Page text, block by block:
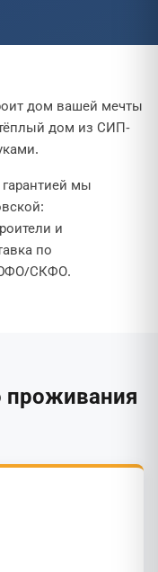
дом вашей мечты
дом из СИП-
мы
и
по
ЮФО/СКФО.
проживания